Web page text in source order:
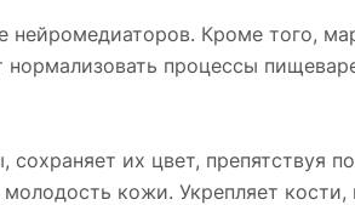
Кроме того,
нормализовать процессы
их цвет, препятствуя
кожи. Укрепляет